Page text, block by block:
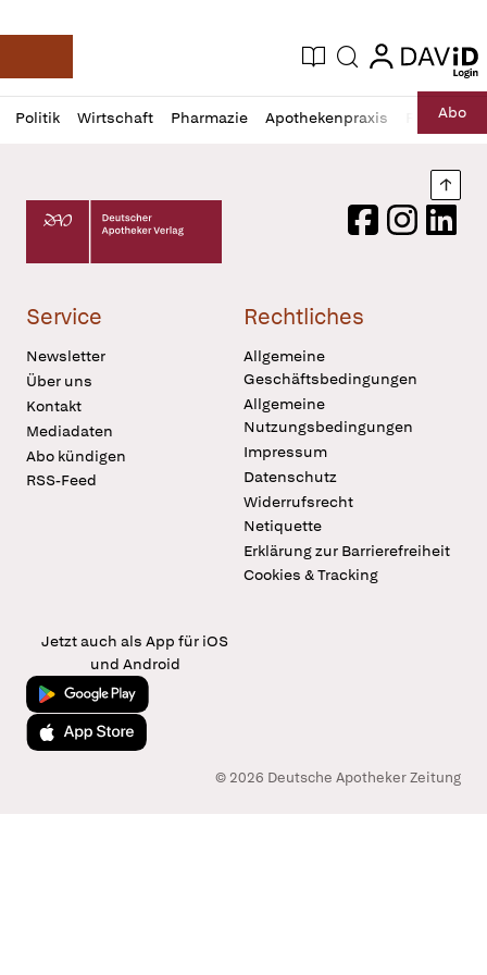
Deutsche Apotheker Zeitung
Aktuelle Ausgabe
Suche login
login
Politik Wirtschaft Pharmazie Apothekenpraxis RechtAbo
Profil
öffnen
Daz
Pur
Deutscher Apotheker Verlag Logo
FacebookInstagram
Service
Newsletter
Über uns
Kontakt
Mediadaten
Abo kündigen
RSS-Feed
Rechtliches
Allgemeine
Geschäftsbedingungen
Allgemeine
Nutzungsbedingungen
Impressum
Datenschutz
Widerrufsrecht
Netiquette
Erklärung zur Barrierefreiheit
Cookies & Tracking
Jetzt auch als App für iOS
und Android
Jetzt bei Google Play
Laden im App Store
© 2026 Deutsche Apotheker Zeitung